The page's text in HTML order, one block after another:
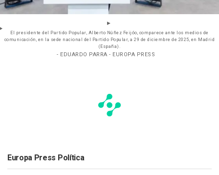
El presidente del Partido Popular, Alberto Núñez Feijóo, comparece ante los medios de
comunicación, en la sede nacional del Partido Popular, a 29 de diciembre de 2025, en Madrid
(España).
- EDUARDO PARRA - EUROPA PRESS
Europa Press Política